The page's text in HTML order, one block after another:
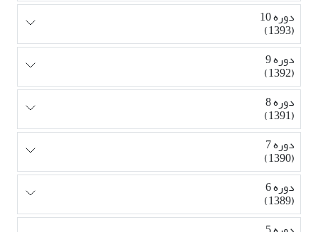
دوره 10
(1393)
دوره 9
(1392)
دوره 8
(1391)
دوره 7
(1390)
دوره 6
(1389)